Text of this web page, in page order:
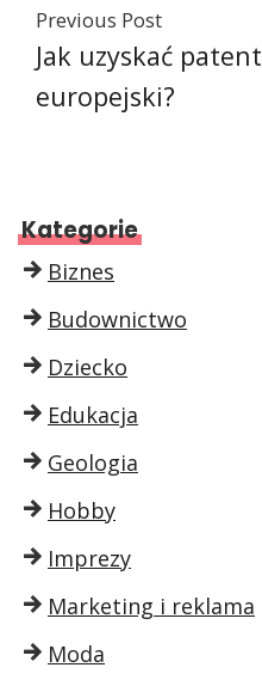
Previous Post
Jak uzyskać patent
europejski?
Kategorie
Biznes
Budownictwo
Dziecko
Edukacja
Geologia
Hobby
Imprezy
Marketing i reklama
Moda